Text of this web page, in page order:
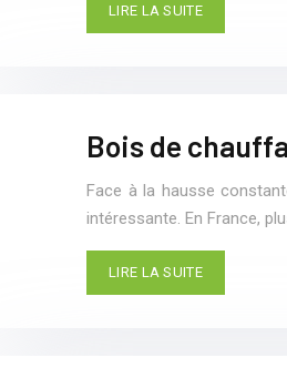
LIRE LA SUITE
Bois de
Face à la hausse
intéressante. En France,
LIRE LA SUITE